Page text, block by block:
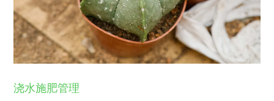
浇水施肥管理